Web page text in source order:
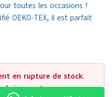
toutes les occasions !
OEKO-TEX, il est parfait
en rupture de stock.